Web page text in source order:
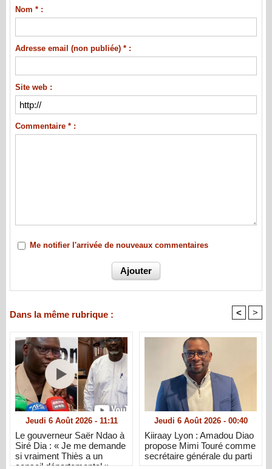
Nom * :
Adresse email (non publiée) * :
Site web :
Commentaire * :
Me notifier l'arrivée de nouveaux commentaires
Dans la même rubrique : < >
Jeudi 6 Août 2026 - 11:11
Le gouverneur Saër Ndao à
Siré Dia : « Je me demande
si vraiment Thiès a un
conseil départemental »
Jeudi 6 Août 2026 - 00:40
Kiiraay Lyon : Amadou Diao
propose Mimi Touré comme
secrétaire générale du parti